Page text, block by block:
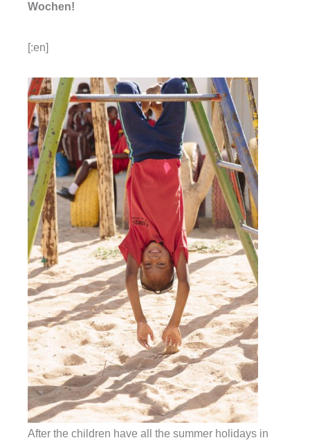
Wochen!
[:en]
After the children have all the summer holidays in